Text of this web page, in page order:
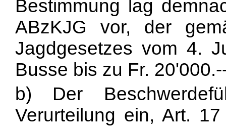
Bestimmung lag
ABzKJG vor, der
Jagdgesetzes vom 4.
Busse bis zu Fr.
b) Der
Verurteilung ein, Art.